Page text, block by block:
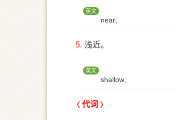
英文
near;
5. 浅近。
英文
shallow;
代词